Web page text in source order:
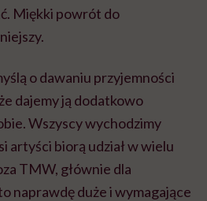
Miękki powrót do
o dawaniu przyjemności
dajemy ją dodatkowo
Wszyscy wychodzimy
artyści biorą udział w wielu
TMW, głównie dla
naprawdę duże i wymagające